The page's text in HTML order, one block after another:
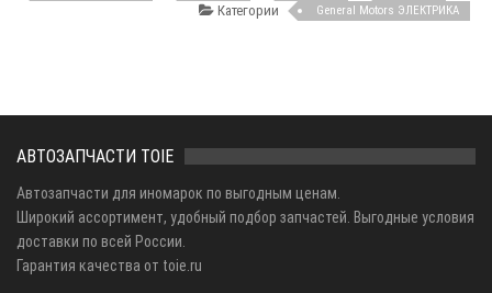
Категории General Motors ЭЛЕКТРИКА
АВТОЗАПЧАСТИ TOIE
Автозапчасти для иномарок по выгодным ценам.
Широкий ассортимент, удобный подбор запчастей. Выгодные условия
доставки по всей России.
Гарантия качества от toie.ru